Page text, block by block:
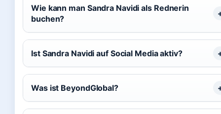
Wie kann man Sandra Navidi als Rednerin
buchen?
Ist Sandra Navidi auf Social Media aktiv?
Was ist BeyondGlobal?